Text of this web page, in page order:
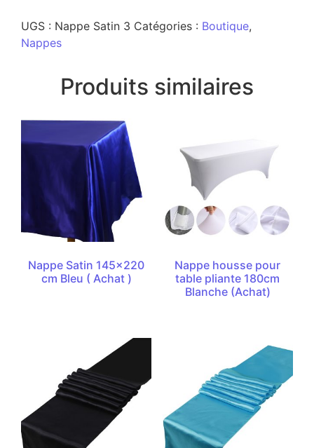
UGS : Nappe Satin 3 Catégories : Boutique,
Nappes
Produits similaires
Nappe Satin 145×220
cm Bleu ( Achat )
Nappe housse pour
table pliante 180cm
Blanche (Achat)